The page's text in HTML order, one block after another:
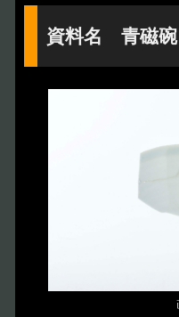
博物館のご案内
アクセス
資料名 青磁碗